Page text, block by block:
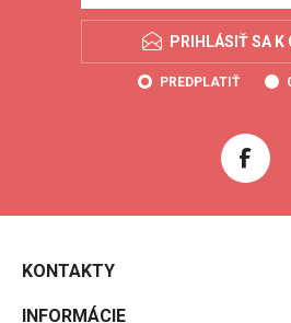
PRIHLÁSIŤ SA K
PREDPLATIŤ
KONTAKTY
INFORMÁCIE